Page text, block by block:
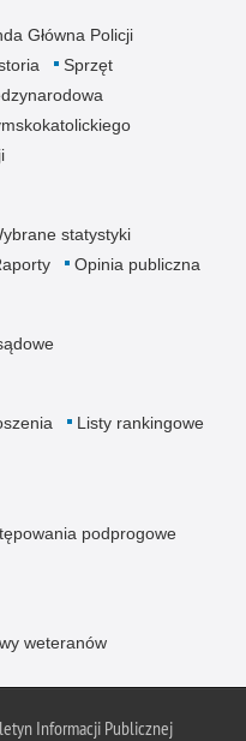
Główna Policji
Sprzęt
statystyki
Opinia publiczna
Listy rankingowe
podprogowe
weteranów
Informacji Publicznej